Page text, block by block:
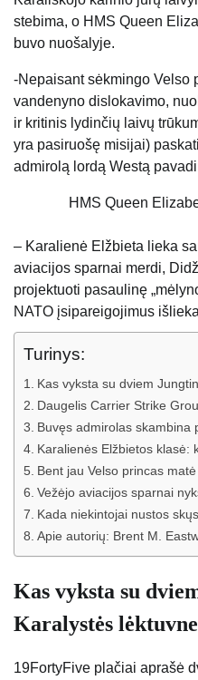
stebima, o HMS Queen
buvo nuošalyje.
-Nepaisant sėkmingo Velso
vandenyno dislokavimo,
ir kritinis lydinčių laivų
yra pasiruošę misijai)
admirolą lordą Westą
HMS Queen
– Karalienė Elžbieta lieka
aviacijos sparnai merdi,
projektuoti pasaulinę
NATO įsipareigojimus
Turinys:
Kas vyksta su dviem
Daugelis Carrier Strike
Buvęs admirolas skambina
Karalienės Elžbietos klasė:
Bent jau Velso princas
Vežėjo aviacijos sparnai
Kada niekintojai nustos
Apie autorių: Brent M.
Kas vyksta su
Karalystės
19FortyFive plačiai aprašė